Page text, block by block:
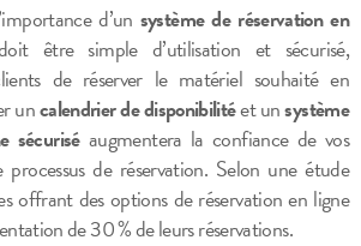
d’un système de réservation en
être simple d’utilisation et sécurisé,
de réserver le matériel souhaité en
uncalendrier de disponibilitéet unsystème
sécuriséaugmentera la confiance de vos
de réservation. Selon une étude
offrant des options de réservation en ligne
de 30 % de leurs réservations.